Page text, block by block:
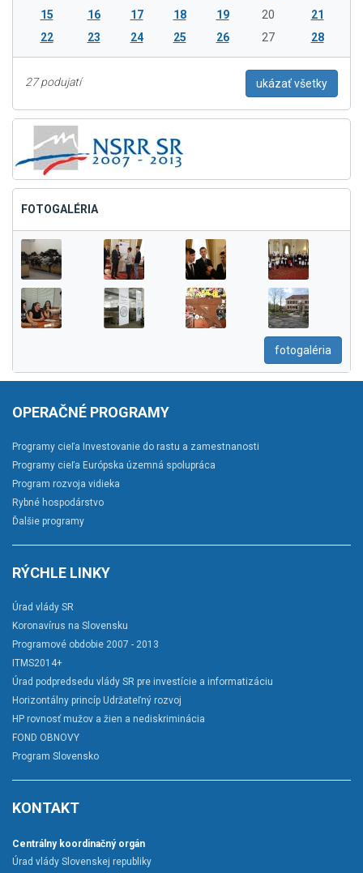
15
16 17 18 19 20
21
22
23 24 25 26 27 28
27 podujatí ukázať všetky
FOTOGALÉRIA
fotogaléria
OPERAČNÉ PROGRAMY
Programy cieľa Investovanie do rastu a zamestnanosti
Programy cieľa Európska územná spolupráca
Program rozvoja vidieka
Rybné hospodárstvo
Ďalšie programy
RÝCHLE LINKY
Úrad vlády SR
Koronavírus na Slovensku
Programové obdobie 2007 - 2013
ITMS2014+
Úrad podpredsedu vlády SR pre investície a informatizáciu
Horizontálny princíp Udržateľný rozvoj
HP rovnosť mužov a žien a nediskriminácia
FOND OBNOVY
Program Slovensko
KONTAKT
Centrálny koordinačný orgán
Úrad vlády Slovenskej republiky